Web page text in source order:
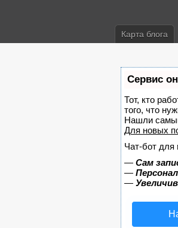
Карта блога
Сервис
Тот, кто
того, что
Нашли
Для новых
Чат-бот для
— Сам
—
—